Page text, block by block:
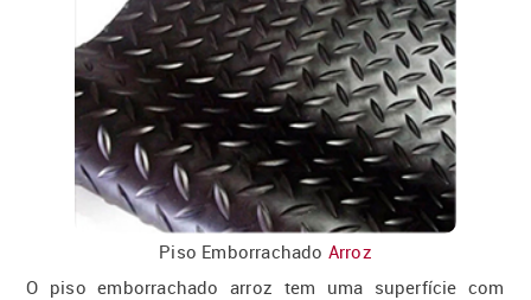
Piso Emborrachado Arroz
O piso emborrachado arroz tem uma superfície com